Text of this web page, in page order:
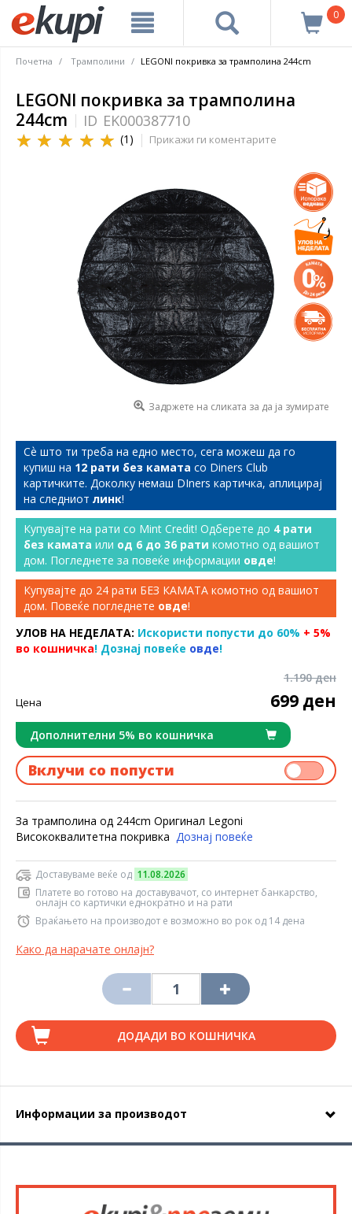
0
Почетна Трамполини LEGONI покривка за трамполина 244cm
LEGONI покривка за трамполина
244cm
ID EK000387710
(1) Прикажи ги коментарите
Задржете на сликата за да ја зумирате
Сѐ што ти треба на едно место, сега можеш да го
купиш на 12 рати без камата со Diners Club
картичките. Доколку немаш DIners картичка, аплицирај
на следниот линк!
Купувајте на рати со Mint Credit! Одберете до 4 рати
без камата или од 6 до 36 рати комотно од вашиот
дом. Погледнете за повеќе информации овде!
Купувајте до 24 рати БЕЗ КАМАТА комотно од вашиот
дом. Повеќе погледнете овде!
УЛОВ НА НЕДЕЛАТА: Искористи попусти до 60% + 5%
во кошничка! Дознај повеќе овде!
1.190 ден
Цена 699 ден
Дополнителни 5% во кошничка
Вклучи со попусти
За трамполина од 244cm Оригинал Legoni
Висококвалитетна покривка Дознај повеќе
Доставуваме веќе од 11.08.2026
Платете во готово на доставувачот, со интернет банкарство,
онлајн со картички еднократно и на рати
Враќањето на производот е возможно во рок од 14 дена
Како да нарачате онлајн?
ДОДАДИ ВО КОШНИЧКА
Информации за производот